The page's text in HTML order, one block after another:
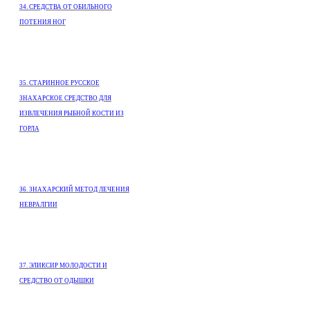
34. СРЕДСТВА ОТ ОБИЛЬНОГО
ПОТЕНИЯ НОГ
35. СТАРИННОЕ РУССКОЕ
ЗНАХАРСКОЕ СРЕДСТВО ДЛЯ
ИЗВЛЕЧЕНИЯ РЫБНОЙ КОСТИ ИЗ
ГОРЛА
З6. ЗНАХАРСКИЙ МЕТОД ЛЕЧЕНИЯ
НЕВРАЛГИИ
37. ЭЛИКСИР МОЛОДОСТИ И
СРЕДСТВО ОТ ОДЫШКИ